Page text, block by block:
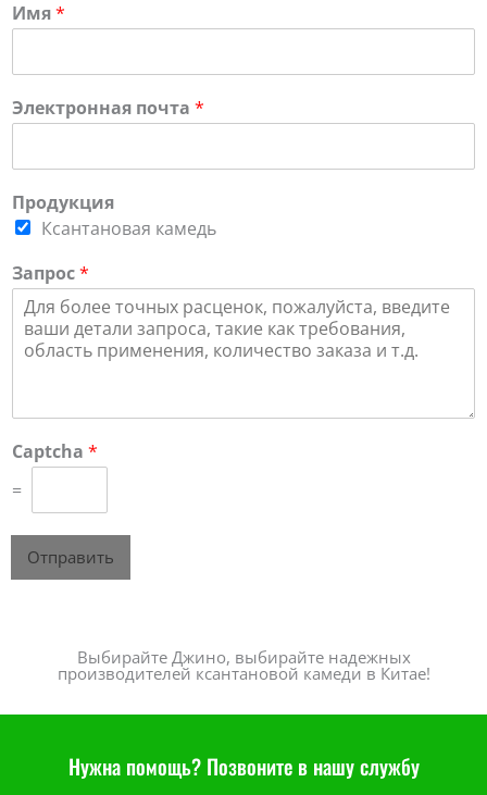
Имя*
Электронная почта *
Продукция
Ксантановая камедь
Запрос*
Captcha *
=
Отправить
Выбирайте Джино, выбирайте надежных
производителей ксантановой камеди в Китае!
Нужна помощь? Позвоните в нашу службу